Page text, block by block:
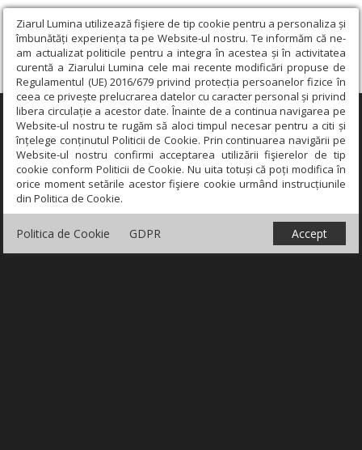
Ziarul Lumina utilizează fişiere de tip cookie pentru a personaliza și
îmbunătăți experiența ta pe Website-ul nostru. Te informăm că ne-
am actualizat politicile pentru a integra în acestea și în activitatea
curentă a Ziarului Lumina cele mai recente modificări propuse de
Regulamentul (UE) 2016/679 privind protecția persoanelor fizice în
ceea ce privește prelucrarea datelor cu caracter personal și privind
libera circulație a acestor date. Înainte de a continua navigarea pe
Website-ul nostru te rugăm să aloci timpul necesar pentru a citi și
înțelege conținutul Politicii de Cookie. Prin continuarea navigării pe
Website-ul nostru confirmi acceptarea utilizării fişierelor de tip
cookie conform Politicii de Cookie. Nu uita totuși că poți modifica în
orice moment setările acestor fişiere cookie urmând instrucțiunile
din Politica de Cookie.
Politica de Cookie GDPR Accept
×